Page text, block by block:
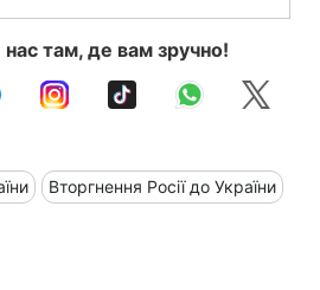
там, де вам зручно!
Вторгнення Росії до України